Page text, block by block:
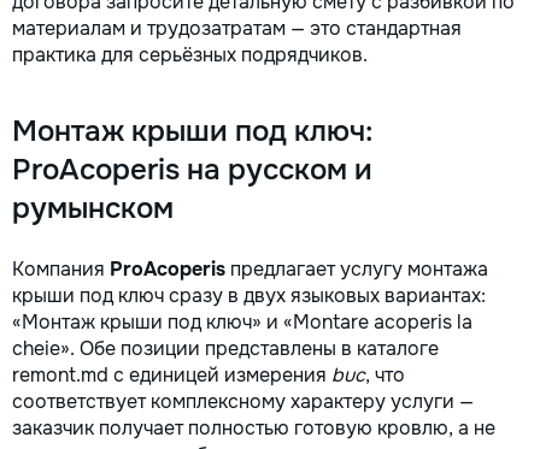
материалам и трудозатратам — это стандартная
практика для серьёзных подрядчиков.
Монтаж крыши под ключ:
ProAcoperis на русском и
румынском
Компания ProAcoperis предлагает услугу монтажа
крыши под ключ сразу в двух языковых вариантах:
«Монтаж крыши под ключ» и «Montare acoperis la
cheie». Обе позиции представлены в каталоге
remont.md с единицей измерения buc, что
соответствует комплексному характеру услуги —
заказчик получает полностью готовую кровлю, а не